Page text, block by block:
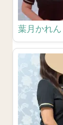
葉月かれん